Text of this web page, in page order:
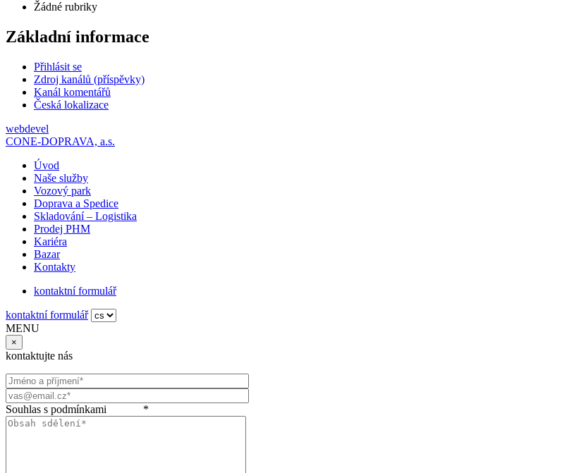
Žádné rubriky
Základní informace
Přihlásit se
Zdroj kanálů (příspěvky)
Kanál komentářů
Česká lokalizace
webdevel
CONE-DOPRAVA, a.s.
Úvod
Naše služby
Vozový park
Doprava a Spedice
Skladování – Logistika
Prodej PHM
Kariéra
Bazar
Kontakty
kontaktní formulář
kontaktní formulář
MENU
×
kontaktujte nás
Souhlas s podmínkami *